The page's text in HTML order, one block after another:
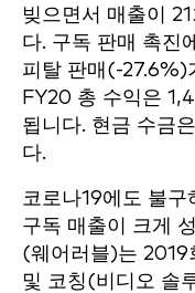
빚으면서 매출이
다. 구독 판매 촉진
피탈 판매(-27.6%)
FY20 총 수익은
됩니다. 현금 수금
다.
코로나19에도 불
구독 매출이 크게
(웨어러블)는 2019
및 코칭(비디오 솔